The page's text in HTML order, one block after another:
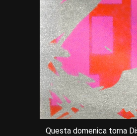
Questa domenica torna